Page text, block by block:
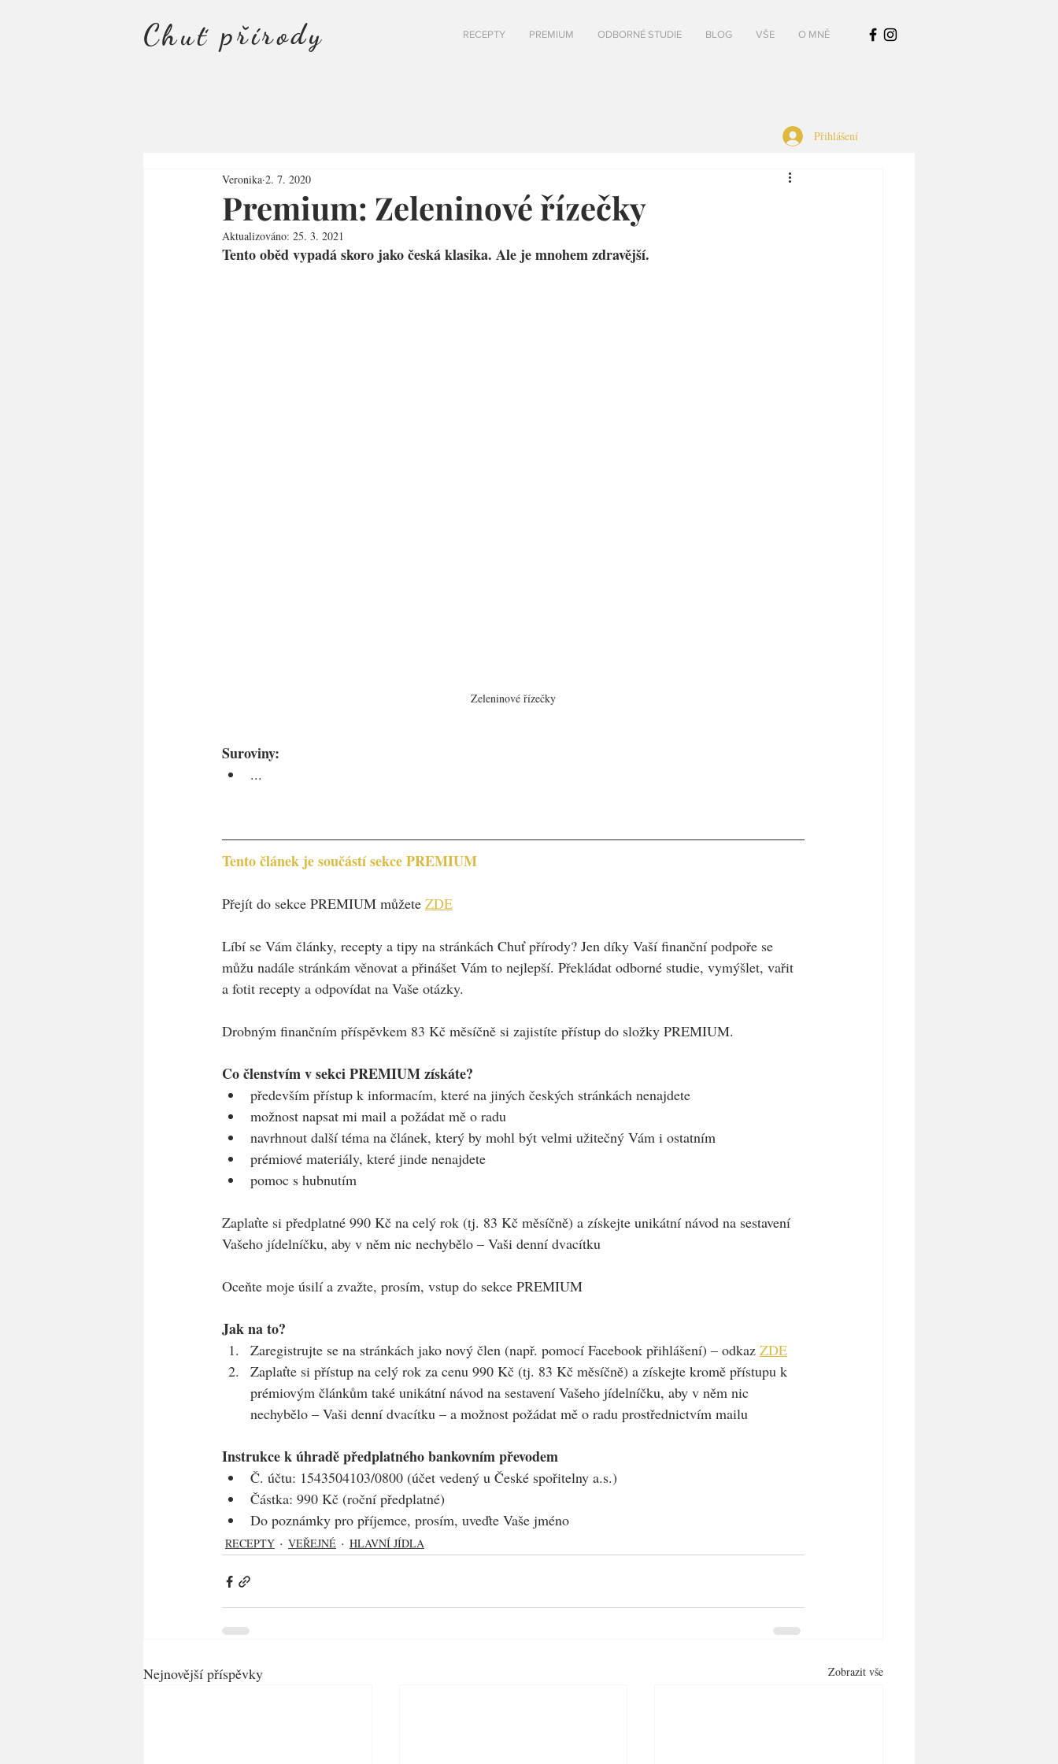
Chuť přírody RECEPTY PREMIUM ODBORNÉ STUDIE BLOG VŠE O MNĚ
Přihlášení
Premium: Zeleninové řízečky
Veronika 2. 7. 2020
Aktualizováno: 25. 3. 2021
Tento oběd vypadá skoro jako česká klasika. Ale je mnohem zdravější.
Zeleninové řízečky
Suroviny:
...
Tento článek je součástí sekce PREMIUM
Přejít do sekce PREMIUM můžete ZDE
Líbí se Vám články, recepty a tipy na stránkách Chuť přírody? Jen díky Vaší finanční podpoře se
můžu nadále stránkám věnovat a přinášet Vám to nejlepší. Překládat odborné studie, vymýšlet, vařit
a fotit recepty a odpovídat na Vaše otázky.
Drobným finančním příspěvkem 83 Kč měsíčně si zajistíte přístup do složky PREMIUM.
Co členstvím v sekci PREMIUM získáte?
především přístup k informacím, které na jiných českých stránkách nenajdete
možnost napsat mi mail a požádat mě o radu
navrhnout další téma na článek, který by mohl být velmi užitečný Vám i ostatním
prémiové materiály, které jinde nenajdete
pomoc s hubnutím
Zaplaťte si předplatné 990 Kč na celý rok (tj. 83 Kč měsíčně) a získejte unikátní návod na sestavení
Vašeho jídelníčku, aby v něm nic nechybělo – Vaši denní dvacítku
Oceňte moje úsilí a zvažte, prosím, vstup do sekce PREMIUM
Jak na to?
Zaregistrujte se na stránkách jako nový člen (např. pomocí Facebook přihlášení) – odkaz ZDE
Zaplaťte si přístup na celý rok za cenu 990 Kč (tj. 83 Kč měsíčně) a získejte kromě přístupu k
prémiovým článkům také unikátní návod na sestavení Vašeho jídelníčku, aby v něm nic
nechybělo – Vaši denní dvacítku – a možnost požádat mě o radu prostřednictvím mailu
Instrukce k úhradě předplatného bankovním převodem
Č. účtu: 1543504103/0800 (účet vedený u České spořitelny a.s.)
Částka: 990 Kč (roční předplatné)
Do poznámky pro příjemce, prosím, uveďte Vaše jméno
RECEPTY VEŘEJNÉ HLAVNÍ JÍDLA
Nejnovější příspěvky Zobrazit vše